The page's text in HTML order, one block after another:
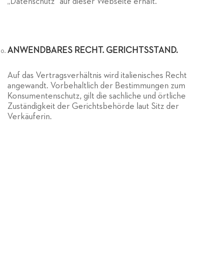
ANWENDBARES RECHT. GERICHTSSTAND.
Auf das Vertragsverhältnis wird italienisches Recht
angewandt. Vorbehaltlich der Bestimmungen zum
Konsumentenschutz, gilt die sachliche und örtliche
Zuständigkeit der Gerichtsbehörde laut Sitz der
Verkäuferin.